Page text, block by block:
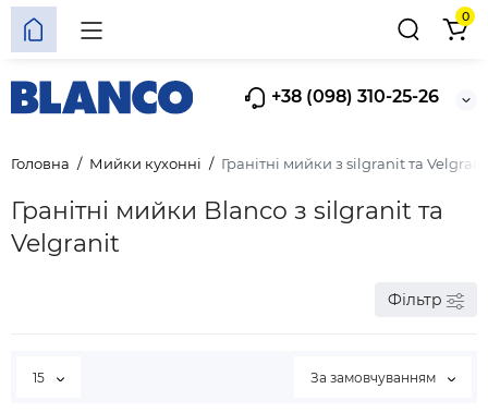
+38 (098) 310-25-26
0
Головна Мийки кухонні Гранітні мийки з silgranit та
Гранітні мийки Blanco з silgranit та
Velgranit
Фільтр
15 За замовчуванням